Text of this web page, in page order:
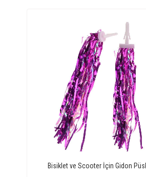
Bisiklet ve Scooter İçin Gidon